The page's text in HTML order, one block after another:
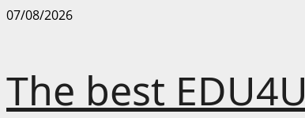
Skip
07/08/2026
The best EDU4U